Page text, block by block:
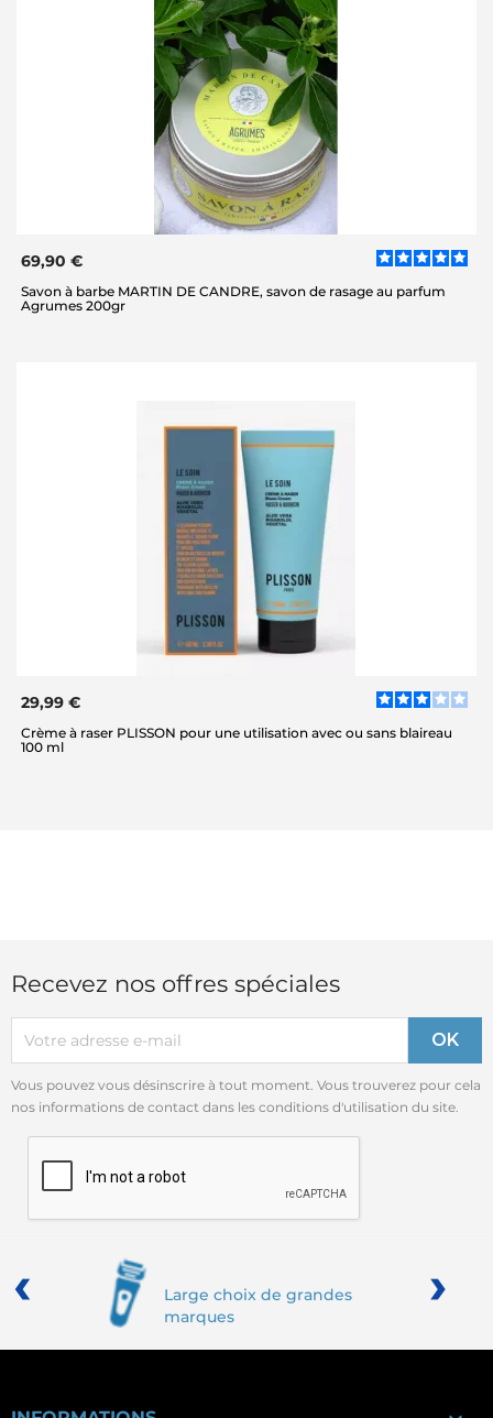
69,90 €
Savon à barbe MARTIN DE CANDRE, savon de rasage au parfum
Agrumes 200gr
29,99 €
Crème à raser PLISSON pour une utilisation avec ou sans blaireau
100 ml
Recevez nos offres spéciales
Vous pouvez vous désinscrire à tout moment. Vous trouverez pour cela
nos informations de contact dans les conditions d'utilisation du site.
Large choix de grandes
marques
‹ ›